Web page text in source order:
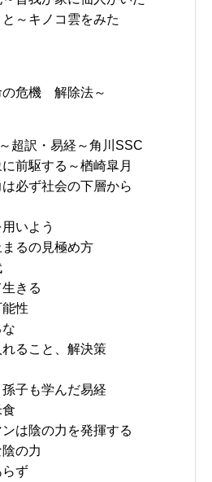
～キノコ雲をみた
危機 解除法～
超訳・易経～角川SSC
前駆する～楢崎皐月
必ず社会の下層から
いよう
るの見極め方
きる
性
ること、解決策
子も学んだ易経
は陰の力を発揮する
の力
ず